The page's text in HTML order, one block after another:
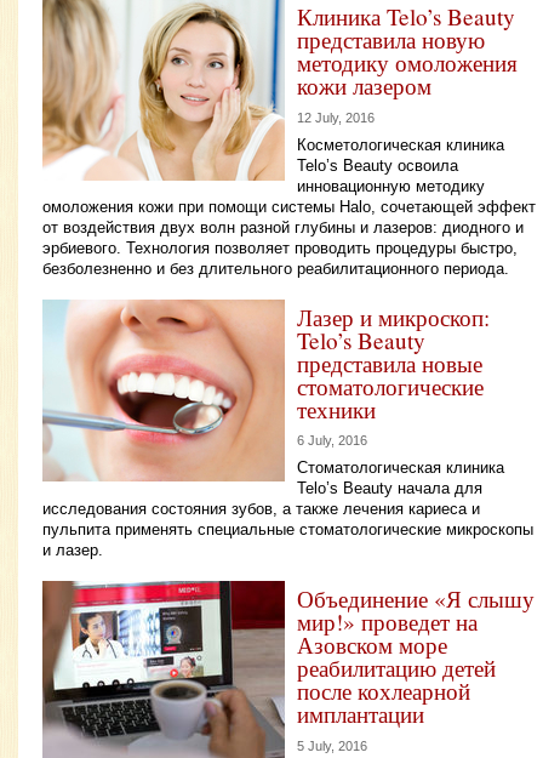
Клиника Telo’s Beauty
представила новую
методику омоложения
кожи лазером
12 July, 2016
Косметологическая клиника
Telo’s Beauty освоила
инновационную методику
омоложения кожи при помощи системы Halo, сочетающей эффект
от воздействия двух волн разной глубины и лазеров: диодного и
эрбиевого. Технология позволяет проводить процедуры быстро,
безболезненно и без длительного реабилитационного периода.
Лазер и микроскоп:
Telo’s Beauty
представила новые
стоматологические
техники
6 July, 2016
Стоматологическая клиника
Telo’s Beauty начала для
исследования состояния зубов, а также лечения кариеса и
пульпита применять специальные стоматологические микроскопы
и лазер.
Объединение «Я слышу
мир!» проведет на
Азовском море
реабилитацию детей
после кохлеарной
имплантации
5 July, 2016